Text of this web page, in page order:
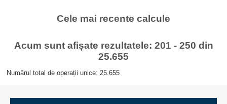
Cele mai recente calcule
Acum sunt afișate rezultatele: 201 - 250 din
25.655
Numărul total de operații unice: 25.655